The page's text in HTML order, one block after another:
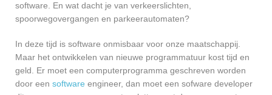
software. En wat dacht je van verkeerslichten,
spoorwegovergangen en parkeerautomaten?
In deze tijd is software onmisbaar voor onze maatschappij.
Maar het ontwikkelen van nieuwe programmatuur kost tijd en
geld. Er moet een computerprogramma geschreven worden
door een software engineer, dan moet een sofware developer